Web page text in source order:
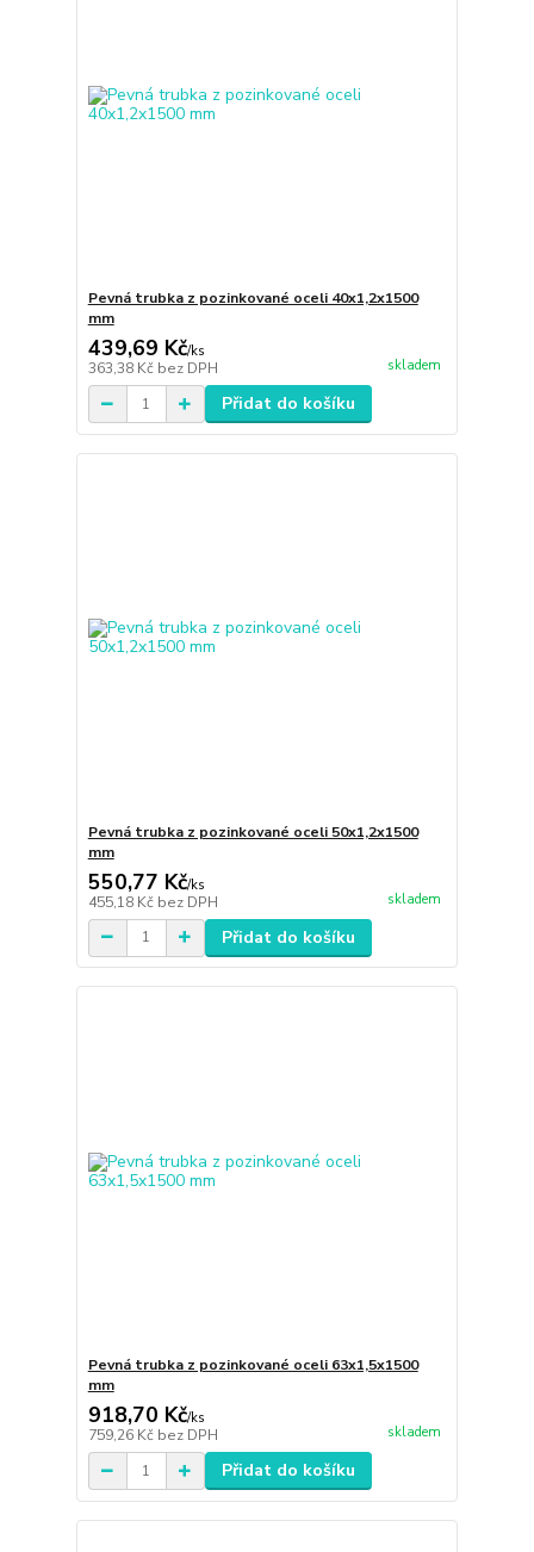
Pevná trubka z pozinkované oceli 40x1,2x1500
mm
439,69 Kč/ks
363,38 Kč bez DPH skladem
Přidat do košíku
Pevná trubka z pozinkované oceli 50x1,2x1500
mm
550,77 Kč/ks
455,18 Kč bez DPH skladem
Přidat do košíku
Pevná trubka z pozinkované oceli 63x1,5x1500
mm
918,70 Kč/ks
759,26 Kč bez DPH skladem
Přidat do košíku